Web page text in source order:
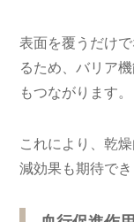
表面を覆うだけ
るため、バリア
もつながります。
これにより、乾
減効果も期待でき